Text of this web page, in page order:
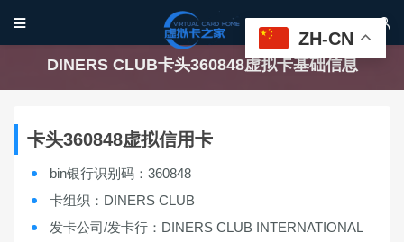
 
DINERS CLUB卡头360848虚拟卡基础信息
卡头360848虚拟信用卡
bin银行识别码：360848
卡组织：DINERS CLUB
发卡公司/发卡行：DINERS CLUB INTERNATIONAL
ZH-CN